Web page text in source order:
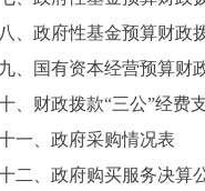
政府性基金预算财政
国有资本经营预算财
财政拨款“三公”经费
、政府采购情况表
、政府购买服务决算